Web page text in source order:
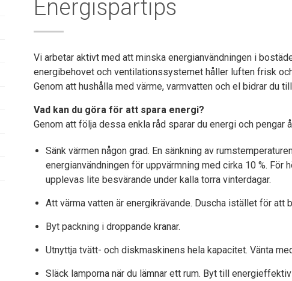
Energispartips
Vi arbetar aktivt med att minska energianvändningen i
energibehovet och ventilationssystemet håller luften frisk
Genom att hushålla med värme, varmvatten och el bidrar du
Vad kan du göra för att spara energi?
Genom att följa dessa enkla råd sparar du energi och pengar
Sänk värmen någon grad. En sänkning av
energianvändningen för uppvärmning med cirka 10 %.
upplevas lite besvärande under kalla torra vinterdagar.
Att värma vatten är energikrävande. Duscha istället för att
Byt packning i droppande kranar.
Utnyttja tvätt- och diskmaskinens hela kapacitet. Vänta
Släck lamporna när du lämnar ett rum. Byt till